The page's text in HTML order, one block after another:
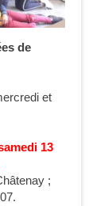
de
et
13
;